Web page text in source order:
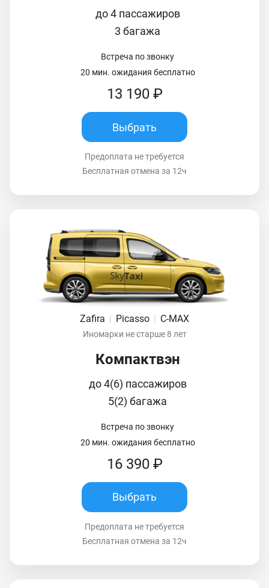
до 4 пассажиров
3 багажа
Встреча по звонку
20 мин. ожидания бесплатно
13 190 ₽
Выбрать
Предоплата не требуется
Бесплатная отмена за 12ч
Zafira | Picasso | C-MAX
Иномарки не старше 8 лет
Компактвэн
до 4(6) пассажиров
5(2) багажа
Встреча по звонку
20 мин. ожидания бесплатно
16 390 ₽
Выбрать
Предоплата не требуется
Бесплатная отмена за 12ч